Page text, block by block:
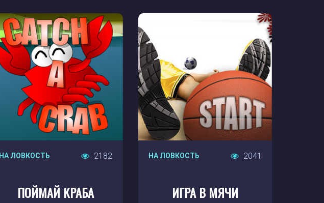
НА ЛОВКОСТЬ 2182
ПОЙМАЙ КРАБА
НА ЛОВКОСТЬ 2041
ИГРА В МЯЧИ